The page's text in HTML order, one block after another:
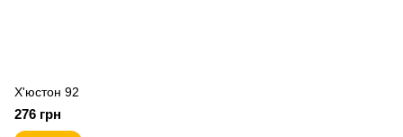
Х'юстон 92
276 грн